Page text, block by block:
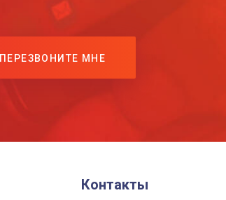
ПЕРЕЗВОНИТЕ МНЕ
Контакты